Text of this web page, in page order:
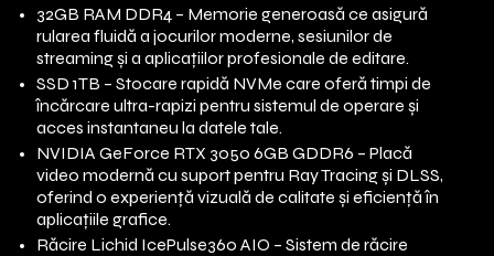
32GB RAM DDR4 – Memorie generoasă ce asigură
rularea fluidă a jocurilor moderne, sesiunilor de
streaming și a aplicațiilor profesionale de editare.
SSD 1TB – Stocare rapidă NVMe care oferă timpi de
încărcare ultra-rapizi pentru sistemul de operare și
acces instantaneu la datele tale.
NVIDIA GeForce RTX 3050 6GB GDDR6 – Placă
video modernă cu suport pentru Ray Tracing și DLSS,
oferind o experiență vizuală de calitate și eficiență în
aplicațiile grafice.
Răcire Lichid IcePulse360 AIO – Sistem de răcire